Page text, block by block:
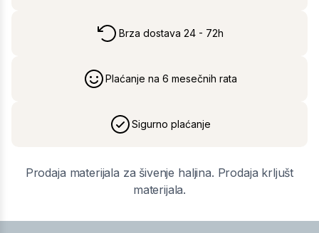
Brza dostava 24 - 72h
Plaćanje na 6 mesečnih rata
Sigurno plaćanje
Prodaja materijala za šivenje haljina. Prodaja krljušt
materijala.